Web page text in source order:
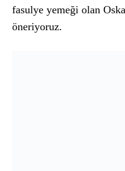
fasulye yemeği olan
öneriyoruz.